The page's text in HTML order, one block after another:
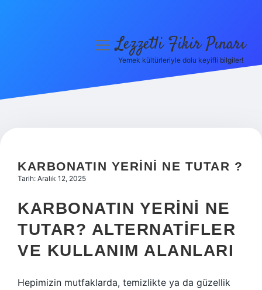
Hakkımızda
menüyüLezzetli Fikir Pınarı
Yemek kültürleriyle dolu keyifli bilgiler!
KARBONATIN YERINI NE TUTAR ?
Tarih: Aralık 12, 2025
KARBONATIN YERINI NE
TUTAR? ALTERNATIFLER
VE KULLANIM ALANLARI
Hepimizin mutfaklarda, temizlikte ya da güzellik